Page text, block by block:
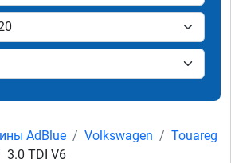
AdBlue Volkswagen
Touareg
3.0 TDI V6